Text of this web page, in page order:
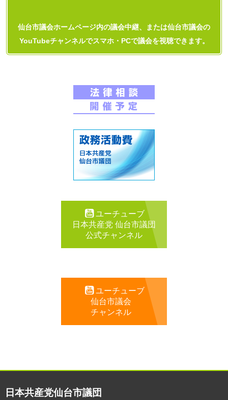
仙台市議会ホームページ内の議会中継、または仙台市議会の
YouTubeチャンネルでスマホ・PCで議会を視聴できます。
ユーチューブ
日本共産党 仙台市議団
公式チャンネル
ユーチューブ
仙台市議会
チャンネル
日本共産党仙台市議団